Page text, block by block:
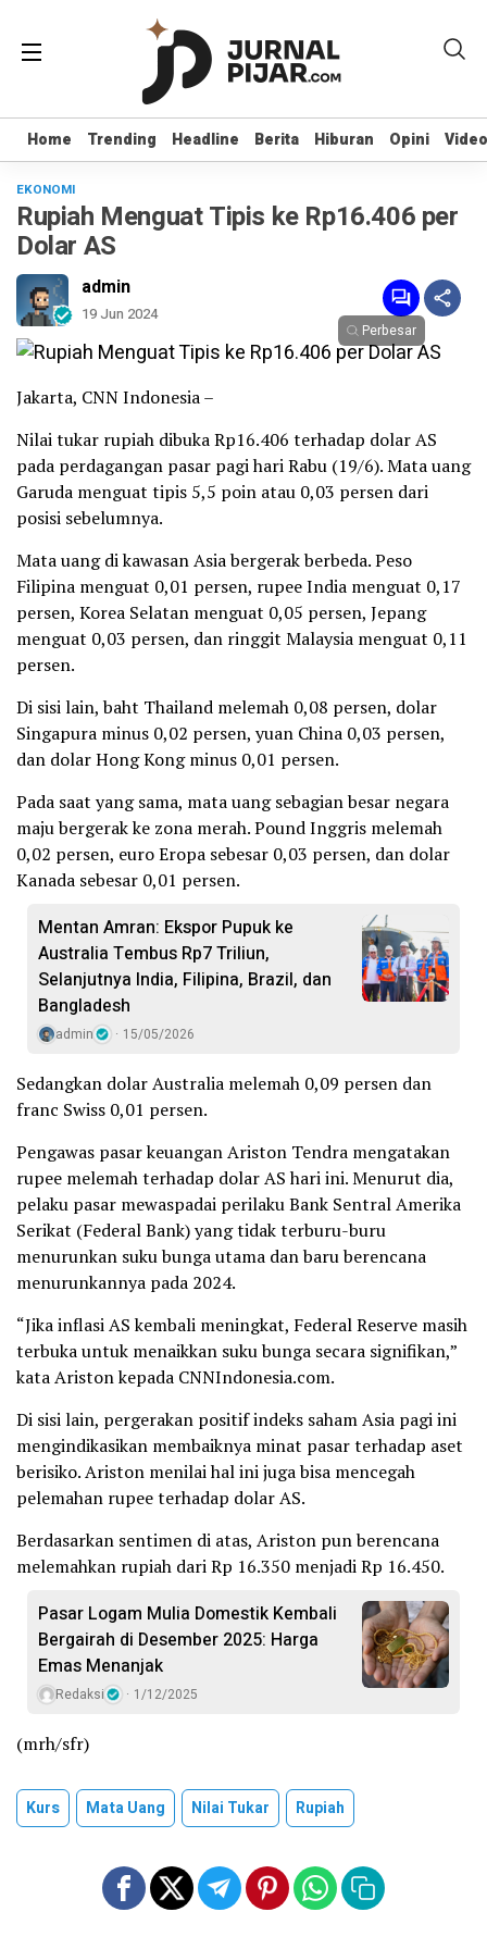
Home Trending Headline Berita Hiburan Opini Video
Home Trending Headline Berita Hiburan Opini Video
EKONOMI
Rupiah Menguat Tipis ke Rp16.406 per
Dolar AS
admin
19 Jun 2024
Perbesar
Jakarta, CNN Indonesia –
Nilai tukar rupiah dibuka Rp16.406 terhadap dolar AS
pada perdagangan pasar pagi hari Rabu (19/6). Mata uang
Garuda menguat tipis 5,5 poin atau 0,03 persen dari
posisi sebelumnya.
Mata uang di kawasan Asia bergerak berbeda. Peso
Filipina menguat 0,01 persen, rupee India menguat 0,17
persen, Korea Selatan menguat 0,05 persen, Jepang
menguat 0,03 persen, dan ringgit Malaysia menguat 0,11
persen.
Di sisi lain, baht Thailand melemah 0,08 persen, dolar
Singapura minus 0,02 persen, yuan China 0,03 persen,
dan dolar Hong Kong minus 0,01 persen.
Pada saat yang sama, mata uang sebagian besar negara
maju bergerak ke zona merah. Pound Inggris melemah
0,02 persen, euro Eropa sebesar 0,03 persen, dan dolar
Kanada sebesar 0,01 persen.
Mentan Amran: Ekspor Pupuk ke
Australia Tembus Rp7 Triliun,
Selanjutnya India, Filipina, Brazil, dan
Bangladesh
admin 15/05/2026
Sedangkan dolar Australia melemah 0,09 persen dan
franc Swiss 0,01 persen.
Pengawas pasar keuangan Ariston Tendra mengatakan
rupee melemah terhadap dolar AS hari ini. Menurut dia,
pelaku pasar mewaspadai perilaku Bank Sentral Amerika
Serikat (Federal Bank) yang tidak terburu-buru
menurunkan suku bunga utama dan baru berencana
menurunkannya pada 2024.
“Jika inflasi AS kembali meningkat, Federal Reserve masih
terbuka untuk menaikkan suku bunga secara signifikan,”
kata Ariston kepada CNNIndonesia.com.
Di sisi lain, pergerakan positif indeks saham Asia pagi ini
mengindikasikan membaiknya minat pasar terhadap aset
berisiko. Ariston menilai hal ini juga bisa mencegah
pelemahan rupee terhadap dolar AS.
Berdasarkan sentimen di atas, Ariston pun berencana
melemahkan rupiah dari Rp 16.350 menjadi Rp 16.450.
Pasar Logam Mulia Domestik Kembali
Bergairah di Desember 2025: Harga
Emas Menanjak
Redaksi 1/12/2025
(mrh/sfr)
Kurs Mata Uang Nilai Tukar Rupiah